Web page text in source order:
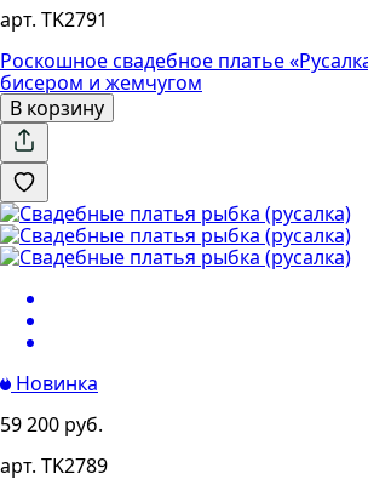
арт. TK2791
Роскошное свадебное платье
бисером и жемчугом
В корзину
Новинка
59 200 руб.
арт. TK2789